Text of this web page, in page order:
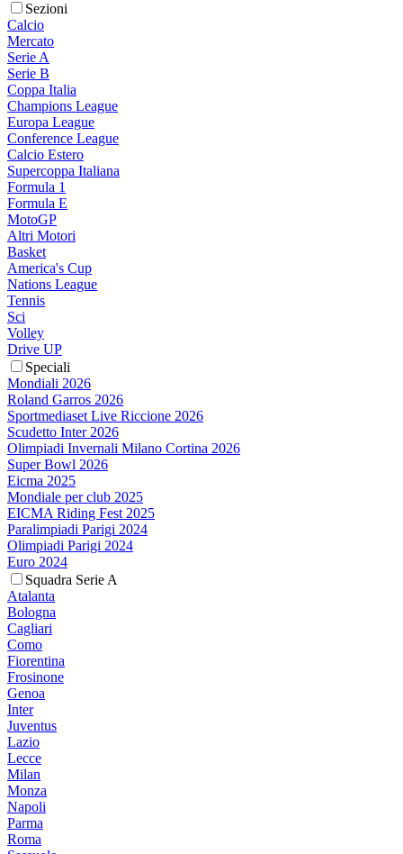
Sezioni
Calcio
Mercato
Serie A
Serie B
Coppa Italia
Champions League
Europa League
Conference League
Calcio Estero
Supercoppa Italiana
Formula 1
Formula E
MotoGP
Altri Motori
Basket
America's Cup
Nations League
Tennis
Sci
Volley
Drive UP
Speciali
Mondiali 2026
Roland Garros 2026
Sportmediaset Live Riccione 2026
Scudetto Inter 2026
Olimpiadi Invernali Milano Cortina 2026
Super Bowl 2026
Eicma 2025
Mondiale per club 2025
EICMA Riding Fest 2025
Paralimpiadi Parigi 2024
Olimpiadi Parigi 2024
Euro 2024
Squadra Serie A
Atalanta
Bologna
Cagliari
Como
Fiorentina
Frosinone
Genoa
Inter
Juventus
Lazio
Lecce
Milan
Monza
Napoli
Parma
Roma